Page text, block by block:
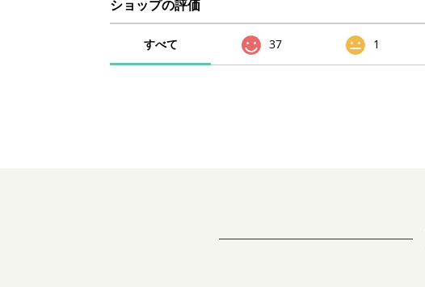
ショップの評価
すべて 37 1